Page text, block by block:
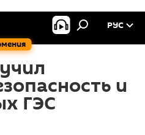
РУС
и
ГЭС